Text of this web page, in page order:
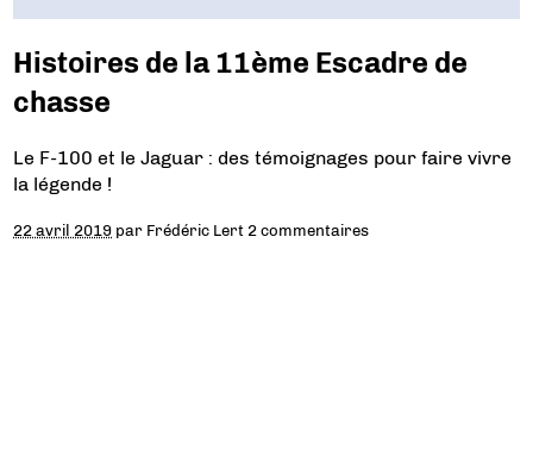
Histoires de la 11ème Escadre de
chasse
Le F-100 et le Jaguar : des témoignages pour faire vivre
la légende !
22 avril 2019 par Frédéric Lert 2 commentaires